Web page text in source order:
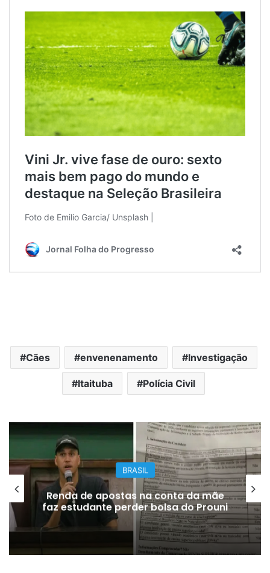
Cães envenenamento Investigação
Itaituba Polícia Civil
BRASIL
Renda de apostas na conta da mãe
faz estudante perder bolsa do Prouni